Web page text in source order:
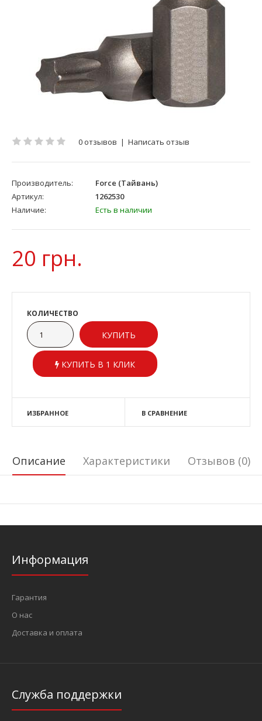
0 отзывов | Написать отзыв
Производитель:
Force (Тайвань)
Артикул:
1262530
Наличие:
Есть в наличии
20 грн.
КОЛИЧЕСТВО
КУПИТЬ В 1 КЛИК
ИЗБРАННОЕ В СРАВНЕНИЕ
Описание Характеристики Отзывов (0)
Информация
Гарантия
О нас
Доставка и оплата
Служба поддержки